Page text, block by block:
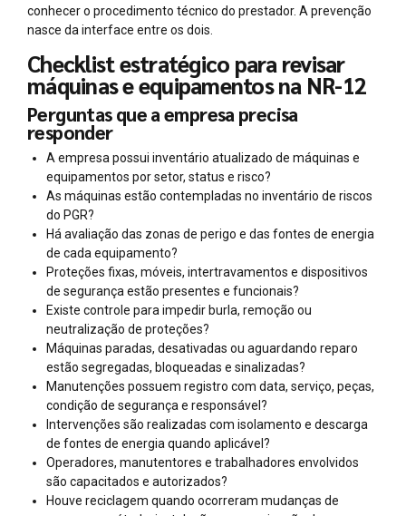
conhecer o procedimento técnico do prestador. A prevenção
nasce da interface entre os dois.
Checklist estratégico para revisar
máquinas e equipamentos na NR-12
Perguntas que a empresa precisa
responder
A empresa possui inventário atualizado de máquinas e
equipamentos por setor, status e risco?
As máquinas estão contempladas no inventário de riscos
do PGR?
Há avaliação das zonas de perigo e das fontes de energia
de cada equipamento?
Proteções fixas, móveis, intertravamentos e dispositivos
de segurança estão presentes e funcionais?
Existe controle para impedir burla, remoção ou
neutralização de proteções?
Máquinas paradas, desativadas ou aguardando reparo
estão segregadas, bloqueadas e sinalizadas?
Manutenções possuem registro com data, serviço, peças,
condição de segurança e responsável?
Intervenções são realizadas com isolamento e descarga
de fontes de energia quando aplicável?
Operadores, manutentores e trabalhadores envolvidos
são capacitados e autorizados?
Houve reciclagem quando ocorreram mudanças de